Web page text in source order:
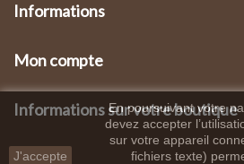
Informations
Mon compte
Informations sur votre boutique
J'accepte
En poursuivant votre
devez accepter
sur votre appareil
fichiers texte)